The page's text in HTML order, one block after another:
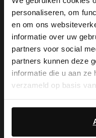
personaliseren, om
en om ons
informatie over uw
partners voor social
partners kunnen deze
informatie die u aan ze
verzameld op basis
Daarnaast werken wij
advertentie- en
hoe Google uw
Bezorging & levering
Ruilen & retourneren
Brandstores
Vacatures
Studentenkorting
View this
It looks like your
you like to switch
Yes, switch to
English